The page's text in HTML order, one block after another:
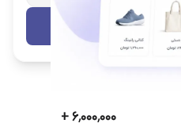
۶٬۰۰۰٬۰۰۰ +